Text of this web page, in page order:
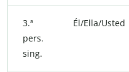
3.ª
pers.
sing.
Él/Ella/Usted